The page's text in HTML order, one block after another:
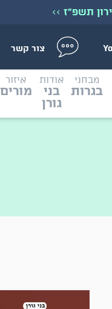
תשפ״ז >>
צור קשר
מבחני
בגרות
אודות
בני
גורן
איזור
מורים